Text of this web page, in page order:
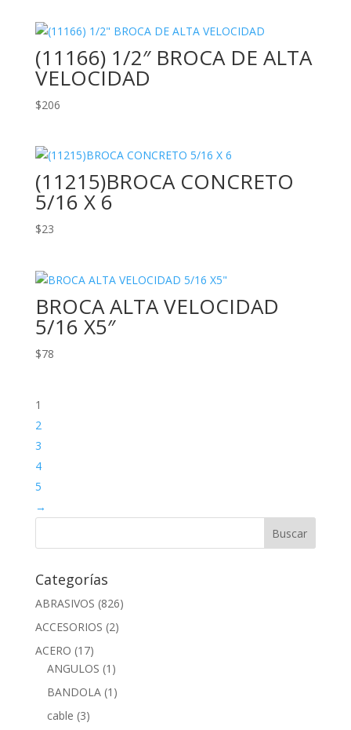
(11166) 1/2″ BROCA DE ALTA
VELOCIDAD
$206
(11215)BROCA CONCRETO
5/16 X 6
$23
BROCA ALTA VELOCIDAD
5/16 X5″
$78
1
2
3
4
5
→
Categorías
ABRASIVOS (826)
ACCESORIOS (2)
ACERO (17)
ANGULOS (1)
BANDOLA (1)
cable (3)